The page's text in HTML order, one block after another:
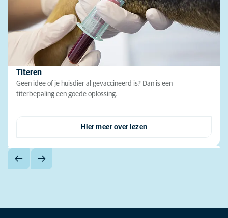
Titeren
Geen idee of je huisdier al gevaccineerd is? Dan is een
titerbepaling een goede oplossing.
Hier meer over lezen